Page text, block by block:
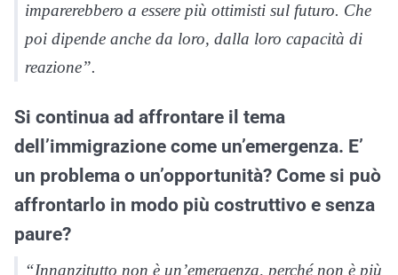
imparerebbero a essere più ottimisti sul futuro. Che
poi dipende anche da loro, dalla loro capacità di
reazione”.
Si continua ad affrontare il tema
dell’immigrazione come un’emergenza. E’
un problema o un’opportunità? Come si può
affrontarlo in modo più costruttivo e senza
paure?
“Innanzitutto non è un’emergenza, perché non è più